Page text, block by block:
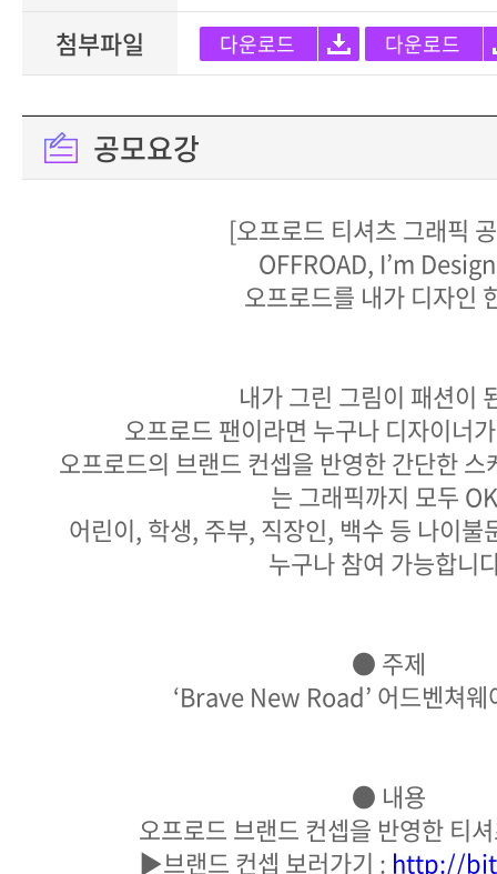
첨부파일
다운로드 다운로드
공모요강
[오프로드 티셔츠 그래픽
OFFROAD, I’m
오프로드를 내가 디자인
내가 그린 그림이 패션이
오프로드 팬이라면 누구나 디자이너
오프로드의 브랜드 컨셉을 반영한 간단한
는 그래픽까지 모두
어린이, 학생, 주부, 직장인, 백수 등 나이불
누구나 참여 가능합니
● 주제
‘Brave New Road’ 어드벤쳐웨
● 내용
오프로드 브랜드 컨셉을 반영한 티
▶브랜드 컨셉 보러가기 : http://